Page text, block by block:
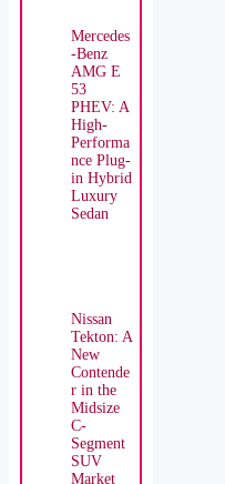
Mercedes
-Benz
AMG E
53
PHEV: A
High-
Performa
nce Plug-
in Hybrid
Luxury
Sedan
Nissan
Tekton: A
New
Contende
r in the
Midsize
C-
Segment
SUV
Market